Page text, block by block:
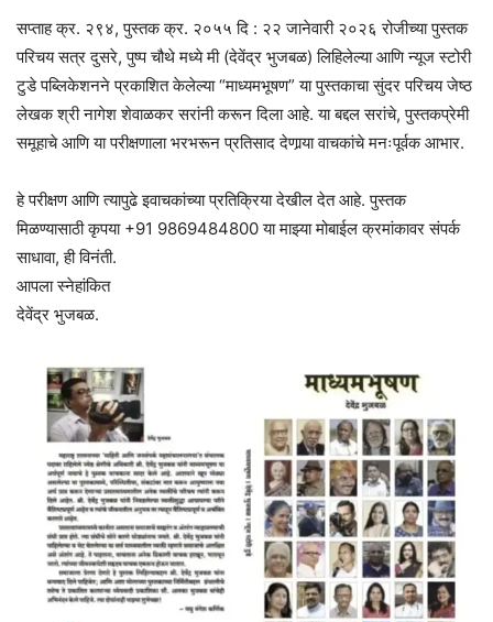
सप्ताह क्र. २९४, पुस्तक क्र. २०५५ दि : २२ जानेवारी २०२६ रोजीच्या पुस्तक
परिचय सत्र दुसरे, पुष्प चौथे मध्ये मी (देवेंद्र भुजबळ) लिहिलेल्या आणि न्यूज स्टोरी
टुडे पब्लिकेशनने प्रकाशित केलेल्या “माध्यमभूषण” या पुस्तकाचा सुंदर परिचय जेष्ठ
लेखक श्री नागेश शेवाळकर सरांनी करून दिला आहे. या बद्दल सरांचे, पुस्तकप्रेमी
समूहाचे आणि या परीक्षणाला भरभरून प्रतिसाद देणार्‍या वाचकांचे मनःपूर्वक आभार.
हे परीक्षण आणि त्यापुढे इवाचकांच्या प्रतिक्रिया देखील देत आहे. पुस्तक
मिळण्यासाठी कृपया +91 9869484800 या माझ्या मोबाईल क्रमांकावर संपर्क
साधावा, ही विनंती.
आपला स्नेहांकित
देवेंद्र भुजबळ.